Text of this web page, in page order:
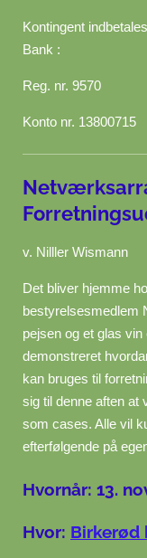
Kontingent
Bank :
Reg. nr. 9570
Konto nr. 13800715
v. Nilller Wismann
Det bliver hjemme
bestyrelsesmedlem
pejsen og et glas vin
demonstreret
kan bruges til
sig til denne aften at
som cases. Alle vil
efterfølgende på
Hvornår: 13.
Hvor: Birkerød